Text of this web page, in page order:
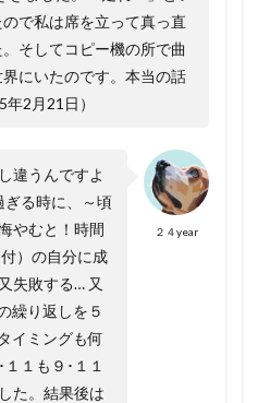
で私は席を立って真っ直
そしてコピー機の所で曲
にいたのです。本当の話
2月21日）
２４year
違うんですよ
ぎる時に、～頃
やむと！時間
）の自分に成
失敗する… 又
繰り返しを５
イミングも何
１も９･１１
た。結果後は